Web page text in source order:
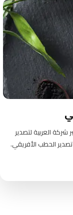
شركة العربية لتصدير
الحطب الأفريقي.